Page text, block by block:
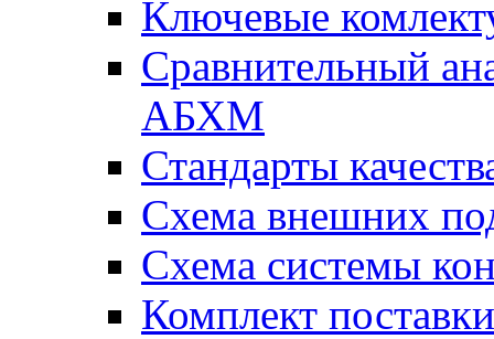
Ключевые
Сравнительный
АБХМ
Стандарты
Схема внешних
Схема системы
Комплект